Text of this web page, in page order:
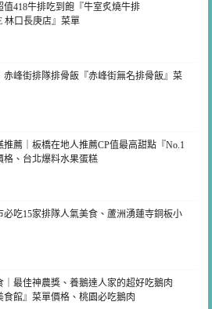
值418牛排吃到飽『牛室炙燒牛排
林口長庚店』菜單
赤峰街排隊排骨飯『赤峰街無名排骨飯』菜
推薦｜板橋在地人推薦CP值最高甜點『No.1
格、台北爆料水果蛋糕
必吃15家排隊人氣美食、蘆洲湧蓮寺銅板小
｜最佳神農獎、養鵝達人家的超好吃鵝肉
食館』菜單價格、桃園必吃鵝肉